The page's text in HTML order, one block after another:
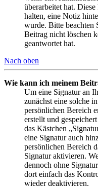
überarbeitet hat.
halten, eine Notiz
wurde. Bitte beachten
Beitrag nicht löschen
geantwortet hat.
Nach oben
Wie kann ich meinem
Um eine Signatur an
zunächst eine solche
persönlichen Bereich
erstellt und
das Kästchen
eine Signatur auch
persönlichen Bereich
Signatur aktivieren.
dennoch ohne
dort einfach das
wieder deaktivieren.